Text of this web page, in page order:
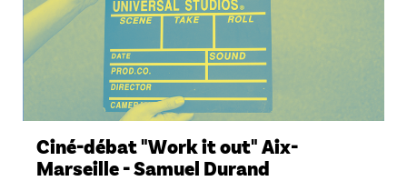
Ciné-débat "Work it out" Aix-
Marseille - Samuel Durand